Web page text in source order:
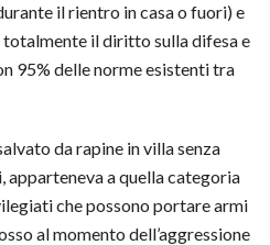
il rientro in casa o fuori) e
il diritto sulla difesa e
95% delle norme esistenti tra
da rapine in villa senza
apparteneva a quella categoria
che possono portare armi
al momento dell’aggressione